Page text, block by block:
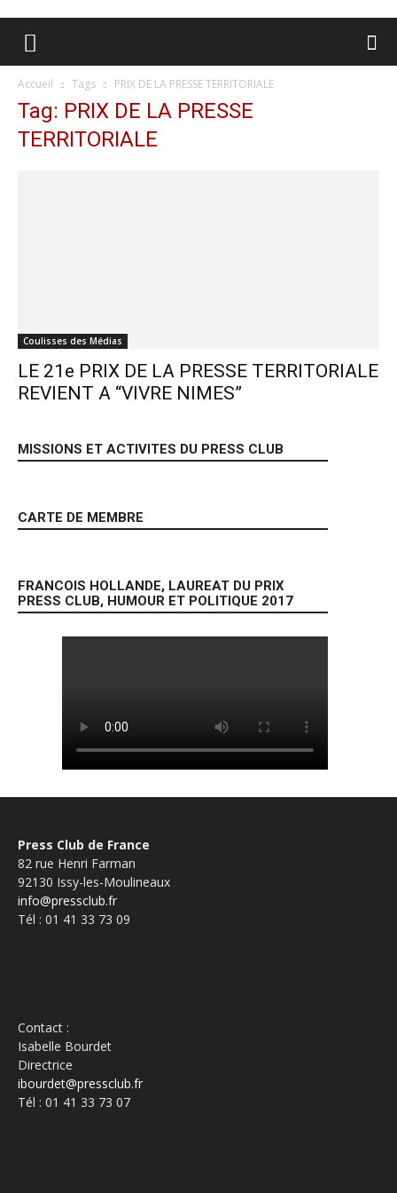
Accueil Tags PRIX DE LA PRESSE TERRITORIALE
Tag: PRIX DE LA PRESSE
TERRITORIALE
Coulisses des Médias
LE 21e PRIX DE LA PRESSE TERRITORIALE
REVIENT A “VIVRE NIMES”
MISSIONS ET ACTIVITES DU PRESS CLUB
CARTE DE MEMBRE
FRANCOIS HOLLANDE, LAUREAT DU PRIX
PRESS CLUB, HUMOUR ET POLITIQUE 2017
Press Club de France
82 rue Henri Farman
92130 Issy-les-Moulineaux
info@pressclub.fr
Tél : 01 41 33 73 09
Contact :
Isabelle Bourdet
Directrice
ibourdet@pressclub.fr
Tél : 01 41 33 73 07